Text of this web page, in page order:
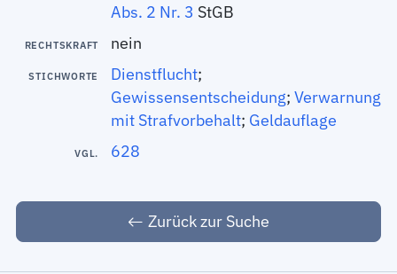
Abs. 2 Nr. 3 StGB
RECHTSKRAFT nein
STICHWORTE Dienstflucht;
Gewissensentscheidung; Verwarnung
mit Strafvorbehalt; Geldauflage
VGL. 628
Zurück zur Suche